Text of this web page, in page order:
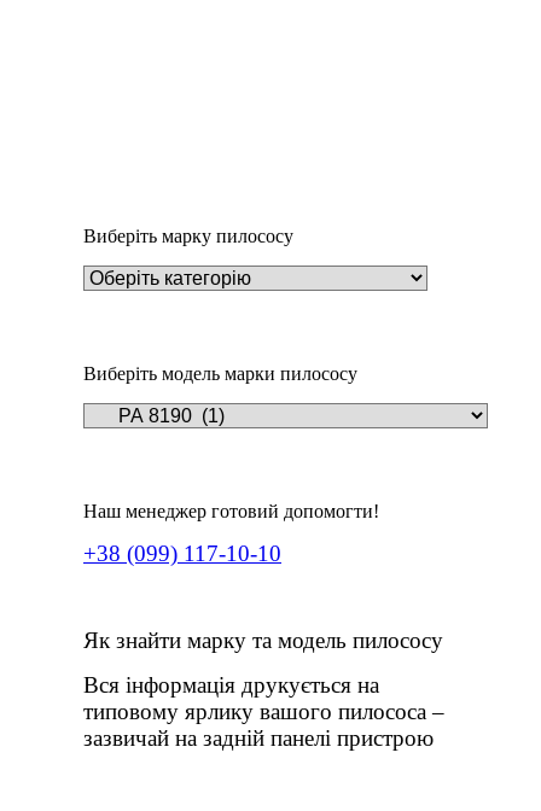
Виберіть марку пилососу
Виберіть модель марки пилососу
Наш менеджер готовий допомогти!
+38 (099) 117-10-10
Як знайти марку та модель пилососу
Вся інформація друкується на
типовому ярлику вашого пилососа –
зазвичай на задній панелі пристрою